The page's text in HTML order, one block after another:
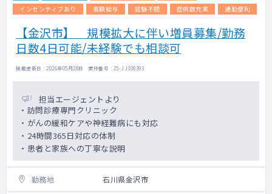
インセンティブあり
高額給与 経験不問 症例数充実 通勤便利
【金沢市】 規模拡大に伴い増員募集/勤務
日数4日可能/未経験でも相談可
掲載更新日 : 2026年05月28日 案件番号 : 25-JJ308393
担当エージェントより
・訪問診療専門クリニック
・がんの緩和ケアや神経難病にも対応
・24時間365日対応の体制
・患者と家族への丁寧な説明
勤務地 石川県金沢市